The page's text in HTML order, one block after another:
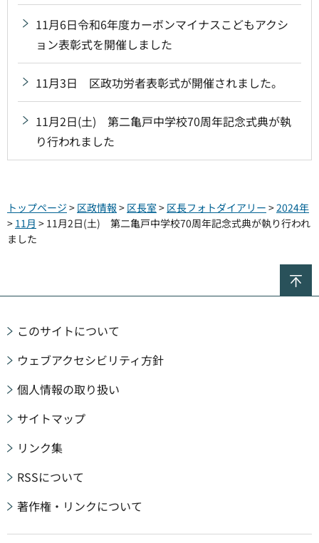
11月6日令和6年度カーボンマイナスこどもアクシ
ョン表彰式を開催しました
11月3日 区政功労者表彰式が開催されました。
11月2日(土) 第二亀戸中学校70周年記念式典が執
り行われました
トップページ > 区政情報 > 区長室 > 区長フォトダイアリー >2024年
> 11月 > 11月2日(土) 第二亀戸中学校70周年記念式典が執り行われ
ました
このサイトについて
ウェブアクセシビリティ方針
個人情報の取り扱い
サイトマップ
リンク集
RSSについて
著作権・リンクについて